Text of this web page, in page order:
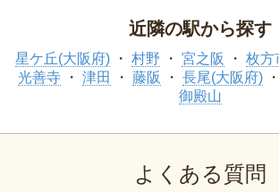
近隣の駅から探す
星ケ丘(大阪府) 村野 宮之阪 枚方
光善寺
津田 藤阪 長尾(大阪府)
御殿山
よくある質問